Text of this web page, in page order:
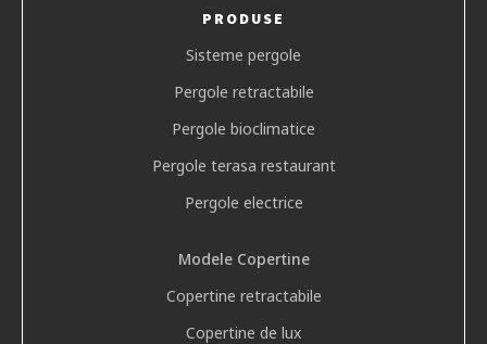
PRODUSE
Sisteme pergole
Pergole retractabile
Pergole bioclimatice
Pergole terasa restaurant
Pergole electrice
Modele Copertine
Copertine retractabile
Copertine de lux